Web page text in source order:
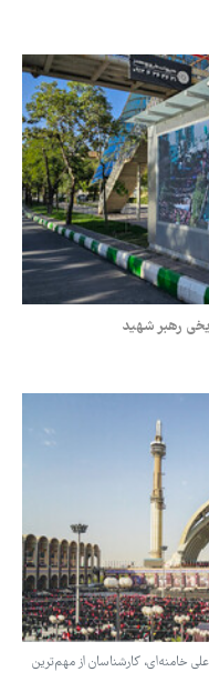
رهبر شهید
خامنه‌ای، کارشناسان از مهم‌ترین